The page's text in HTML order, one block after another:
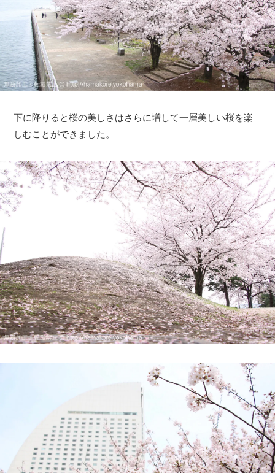
下に降りると桜の美しさはさらに増して一層美しい桜を楽
しむことができました。